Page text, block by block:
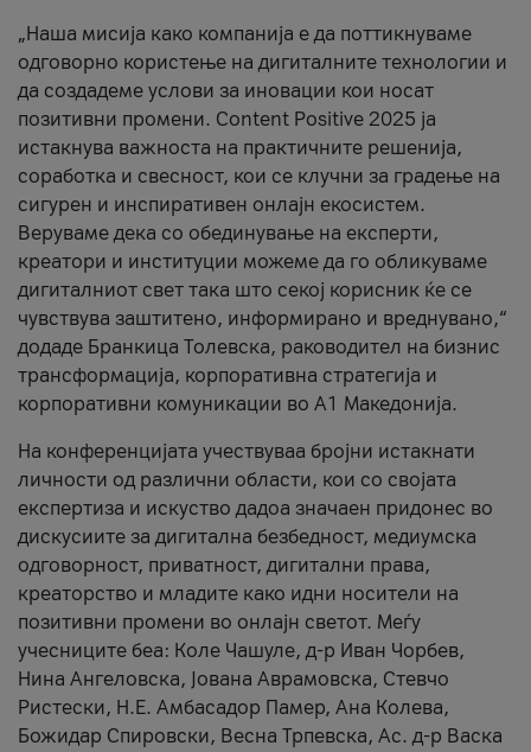
„Наша мисија како компанија е да поттикнуваме
одговорно користење на дигиталните технологии и
да создадеме услови за иновации кои носат
позитивни промени. Content Positive 2025 ја
истакнува важноста на практичните решенија,
соработка и свесност, кои се клучни за градење на
сигурен и инспиративен онлајн екосистем.
Веруваме дека со обединување на експерти,
креатори и институции можеме да го обликуваме
дигиталниот свет така што секој корисник ќе се
чувствува заштитено, информирано и вреднувано,“
додаде Бранкица Толевска, раководител на бизнис
трансформација, корпоративна стратегија и
корпоративни комуникации во А1 Македонија.
На конференцијата учествуваа бројни истакнати
личности од различни области, кои со својата
експертиза и искуство дадоа значаен придонес во
дискусиите за дигитална безбедност, медиумска
одговорност, приватност, дигитални права,
креаторство и младите како идни носители на
позитивни промени во онлајн светот. Меѓу
учесниците беа: Коле Чашуле, д-р Иван Чорбев,
Нина Ангеловска, Јована Аврамовска, Стевчо
Ристески, Н.Е. Амбасадор Памер, Ана Колева,
Божидар Спировски, Весна Трпевска, Ас. д-р Васка